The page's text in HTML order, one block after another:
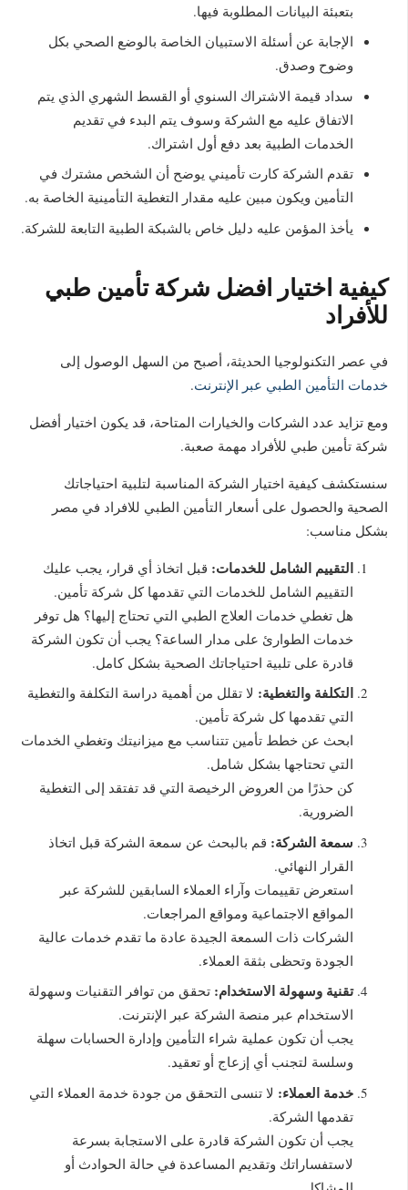
بتعبئة البيانات المطلوبة فيها.
الإجابة عن أسئلة الاستبيان الخاصة بالوضع الصحي بكل
وضوح وصدق.
سداد قيمة الاشتراك السنوي أو القسط الشهري الذي يتم
الاتفاق عليه مع الشركة وسوف يتم البدء في تقديم
الخدمات الطبية بعد دفع أول اشتراك.
تقدم الشركة كارت تأميني يوضح أن الشخص مشترك في
التأمين ويكون مبين عليه مقدار التغطية التأمينية الخاصة به.
يأخذ المؤمن عليه دليل خاص بالشبكة الطبية التابعة للشركة.
كيفية اختيار افضل شركة تأمين طبي
للأفراد
في عصر التكنولوجيا الحديثة، أصبح من السهل الوصول إلى
خدمات التأمين الطبي عبر الإنترنت.
ومع تزايد عدد الشركات والخيارات المتاحة، قد يكون اختيار أفضل
شركة تأمين طبي للأفراد مهمة صعبة.
سنستكشف كيفية اختيار الشركة المناسبة لتلبية احتياجاتك
الصحية والحصول على أسعار التأمين الطبي للافراد في مصر
بشكل مناسب:
التقييم الشامل للخدمات: قبل اتخاذ أي قرار، يجب عليك
التقييم الشامل للخدمات التي تقدمها كل شركة تأمين.
هل تغطي خدمات العلاج الطبي التي تحتاج إليها؟ هل توفر
خدمات الطوارئ على مدار الساعة؟ يجب أن تكون الشركة
قادرة على تلبية احتياجاتك الصحية بشكل كامل.
التكلفة والتغطية: لا تقلل من أهمية دراسة التكلفة والتغطية
التي تقدمها كل شركة تأمين.
ابحث عن خطط تأمين تتناسب مع ميزانيتك وتغطي الخدمات
التي تحتاجها بشكل شامل.
كن حذرًا من العروض الرخيصة التي قد تفتقد إلى التغطية
الضرورية.
سمعة الشركة: قم بالبحث عن سمعة الشركة قبل اتخاذ
القرار النهائي.
استعرض تقييمات وآراء العملاء السابقين للشركة عبر
المواقع الاجتماعية ومواقع المراجعات.
الشركات ذات السمعة الجيدة عادة ما تقدم خدمات عالية
الجودة وتحظى بثقة العملاء.
تقنية وسهولة الاستخدام: تحقق من توافر التقنيات وسهولة
الاستخدام عبر منصة الشركة عبر الإنترنت.
يجب أن تكون عملية شراء التأمين وإدارة الحسابات سهلة
وسلسة لتجنب أي إزعاج أو تعقيد.
خدمة العملاء: لا تنسى التحقق من جودة خدمة العملاء التي
تقدمها الشركة.
يجب أن تكون الشركة قادرة على الاستجابة بسرعة
لاستفساراتك وتقديم المساعدة في حالة الحوادث أو